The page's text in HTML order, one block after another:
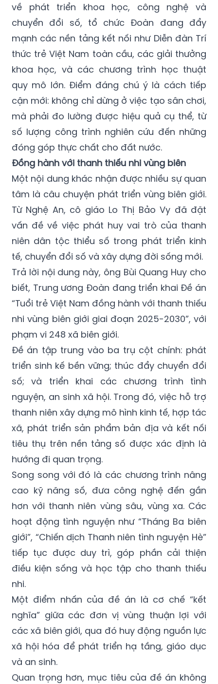
về phát triển khoa học, công nghệ và
chuyển đổi số, tổ chức Đoàn đang đẩy
mạnh các nền tảng kết nối như Diễn đàn Trí
thức trẻ Việt Nam toàn cầu, các giải thưởng
khoa học, và các chương trình học thuật
quy mô lớn. Điểm đáng chú ý là cách tiếp
cận mới: không chỉ dừng ở việc tạo sân chơi,
mà phải đo lường được hiệu quả cụ thể, từ
số lượng công trình nghiên cứu đến những
đóng góp thực chất cho đất nước.
Đồng hành với thanh thiếu nhi vùng biên
Một nội dung khác nhận được nhiều sự quan
tâm là câu chuyện phát triển vùng biên giới.
Từ Nghệ An, cô giáo Lo Thị Bảo Vy đã đặt
vấn đề về việc phát huy vai trò của thanh
niên dân tộc thiểu số trong phát triển kinh
tế, chuyển đổi số và xây dựng đời sống mới.
Trả lời nội dung này, ông Bùi Quang Huy cho
biết, Trung ương Đoàn đang triển khai Đề án
“Tuổi trẻ Việt Nam đồng hành với thanh thiếu
nhi vùng biên giới giai đoạn 2025-2030”, với
phạm vi 248 xã biên giới.
Đề án tập trung vào ba trụ cột chính: phát
triển sinh kế bền vững; thúc đẩy chuyển đổi
số; và triển khai các chương trình tình
nguyện, an sinh xã hội. Trong đó, việc hỗ trợ
thanh niên xây dựng mô hình kinh tế, hợp tác
xã, phát triển sản phẩm bản địa và kết nối
tiêu thụ trên nền tảng số được xác định là
hướng đi quan trọng.
Song song với đó là các chương trình nâng
cao kỹ năng số, đưa công nghệ đến gần
hơn với thanh niên vùng sâu, vùng xa. Các
hoạt động tình nguyện như “Tháng Ba biên
giới”, “Chiến dịch Thanh niên tình nguyện Hè”
tiếp tục được duy trì, góp phần cải thiện
điều kiện sống và học tập cho thanh thiếu
nhi.
Một điểm nhấn của đề án là cơ chế “kết
nghĩa” giữa các đơn vị vùng thuận lợi với
các xã biên giới, qua đó huy động nguồn lực
xã hội hóa để phát triển hạ tầng, giáo dục
và an sinh.
Quan trọng hơn, mục tiêu của đề án không